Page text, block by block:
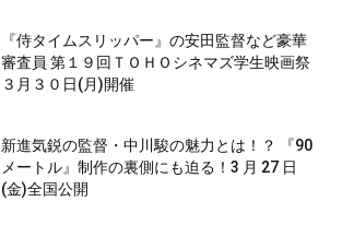
『侍タイムスリッパー』の安田監督など豪華
審査員 第１９回ＴＯＨＯシネマズ学生映画祭
３月３０日(月)開催
新進気鋭の監督・中川駿の魅力とは！？ 『90
メートル』制作の裏側にも迫る！3 月 27 日
(金)全国公開